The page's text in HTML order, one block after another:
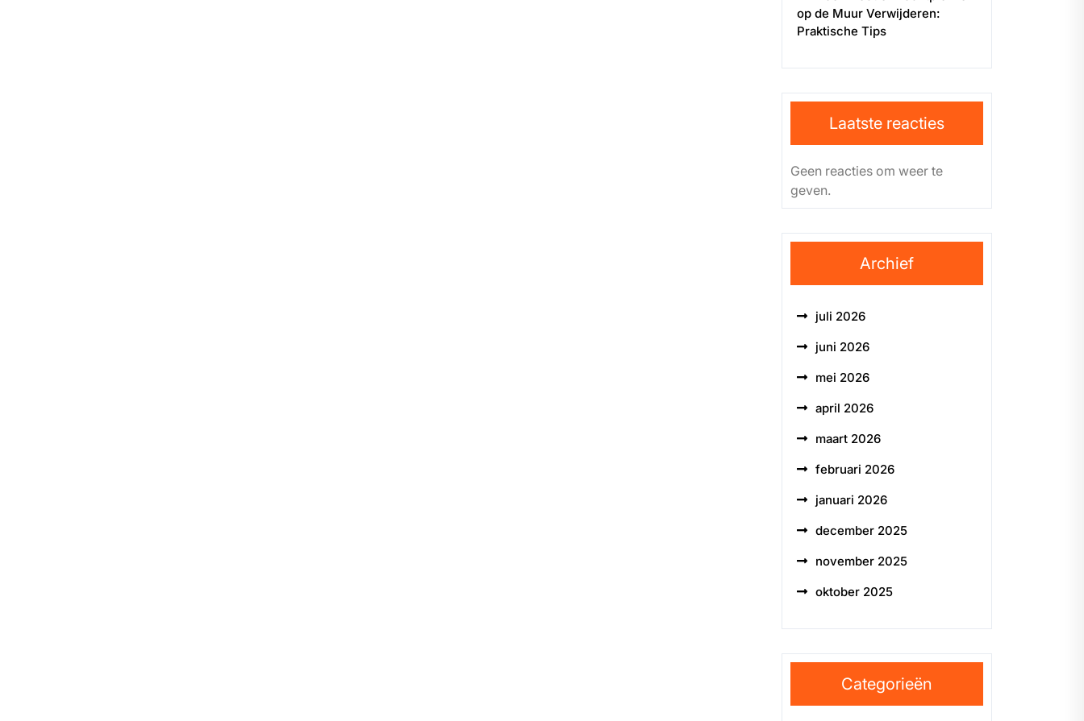
op de Muur Verwijderen:
Praktische Tips
Laatste reacties
Geen reacties om weer te
geven.
Archief
juli 2026
juni 2026
mei 2026
april 2026
maart 2026
februari 2026
januari 2026
december 2025
november 2025
oktober 2025
Categorieën